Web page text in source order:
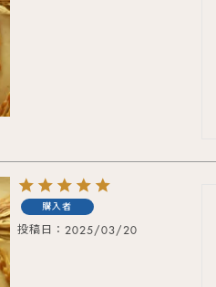
購入者
投稿日 2025/03/20